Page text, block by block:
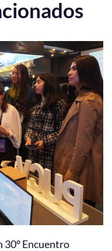
30° Encuentro